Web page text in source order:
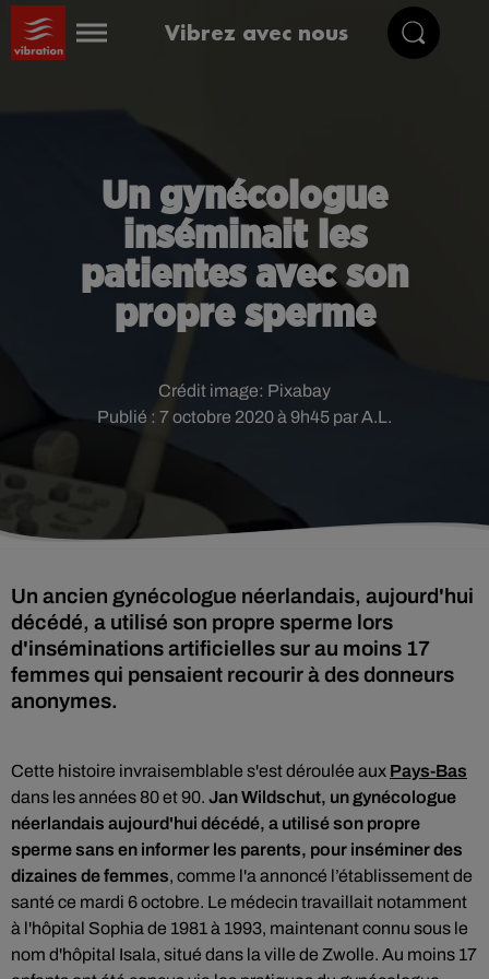
Vibrez avec nous
Un gynécologue
inséminait les
patientes avec son
propre sperme
Publié : 7 octobre 2020 à 9h45 par A.L.
Crédit image: Pixabay
Un ancien gynécologue néerlandais, aujourd'hui
décédé, a utilisé son propre sperme lors
d'inséminations artificielles sur au moins 17
femmes qui pensaient recourir à des donneurs
anonymes.
Cette histoire invraisemblable s'est déroulée aux Pays-Bas
dans les années 80 et 90. Jan Wildschut, un gynécologue
néerlandais aujourd'hui décédé, a utilisé son propre
sperme sans en informer les parents, pour inséminer des
dizaines de femmes, comme l'a annoncé l’établissement de
santé ce mardi 6 octobre. Le médecin travaillait notamment
à l'hôpital Sophia de 1981 à 1993, maintenant connu sous le
nom d'hôpital Isala, situé dans la ville de Zwolle. Au moins 17